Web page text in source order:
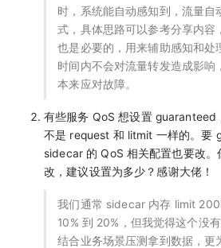
时，系统能自动感知到，流量
式，具体思路可以参考分享内
也是必要的，用来辅助感知和处
时间内不会对流量转发造成影响
本来应对故障。
有些服务 QoS 想设置
不是 request 和 litmit 一样的。要
sidecar 的 QoS 相关配置也要改。
改，建议设置为多少？感谢大佬！
我们通常 sidecar 内存 limit
10% 到 20%，但我觉得这个没
结合业务场景压测拿到数据，更